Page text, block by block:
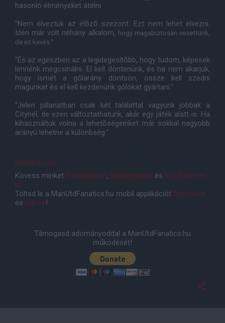
hasonló élményeket átélni.
"Nem élveztük az elõzõ szezont. Ezt nem lehet élvezni.
Idén már volt néhány alkalom, hogy magabiztosan vezettünk,
de ez kevés."
"És az egészben az a legidegesítõbb, hogy tudom, képesek
lennénk megcsinálni. El kell döntenünk, és ha nem akarjuk,
hogy ismét a gólarány döntsön, össze kell szedni
magunkat és el kell kezdenünk gólokat gyártani."
"Jelen pillanatban csak két találattal vagyunk jobbak a
Citynél, de ezen változtathatunk, akár egy játék alatt is. Ha
kihasználtuk volna a lehetõségeinket már sokkal nagyobb
arányú lehetne a különbség."
ManUtd.com
Kövess minket Facebookon, Instagramon és YouTube-on
is!
Töltsd le a ManUtdFanatics.hu mobil applikációt Androidra
és iOS-re!
Támogasd adományoddal a ManUtdFanatics.hu
működését!